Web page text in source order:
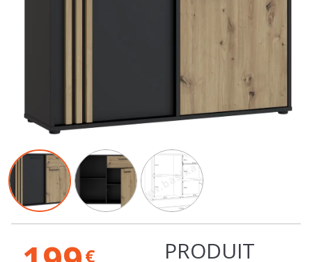
199€
PRODUIT
EPUISE